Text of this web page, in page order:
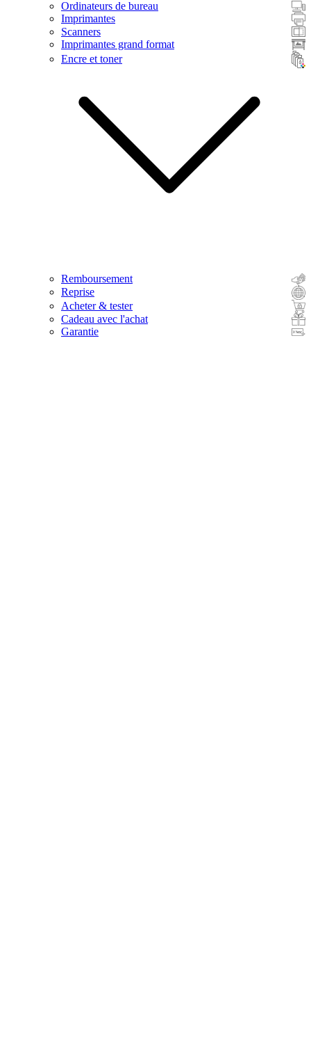
Ordinateurs de bureau
Imprimantes
Scanners
Imprimantes grand format
Encre et toner
Remboursement
Reprise
Acheter & tester
Cadeau avec l'achat
Garantie